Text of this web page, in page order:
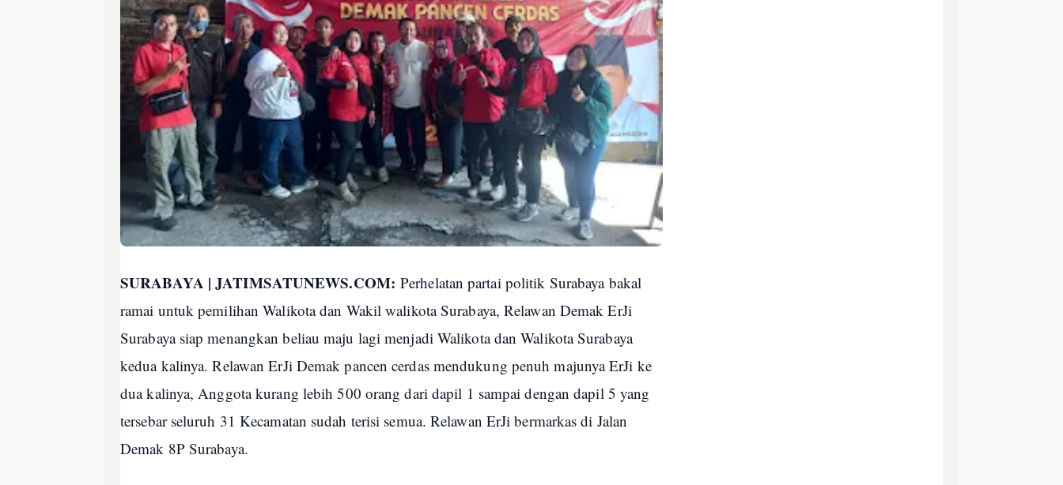
SURABAYA | JATIMSATUNEWS.COM: Perhelatan partai politik Surabaya bakal
ramai untuk pemilihan Walikota dan Wakil walikota Surabaya, Relawan Demak ErJi
Surabaya siap menangkan beliau maju lagi menjadi Walikota dan Walikota Surabaya
kedua kalinya. Relawan ErJi Demak pancen cerdas mendukung penuh majunya ErJi ke
dua kalinya, Anggota kurang lebih 500 orang dari dapil 1 sampai dengan dapil 5 yang
tersebar seluruh 31 Kecamatan sudah terisi semua. Relawan ErJi bermarkas di Jalan
Demak 8P Surabaya.